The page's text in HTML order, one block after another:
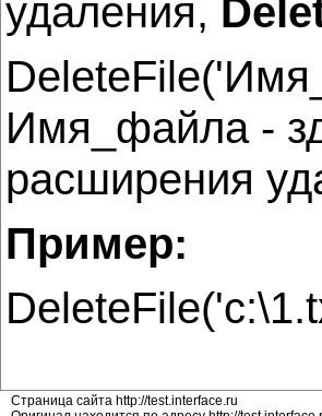
удаления,
Имя_файла -
расширения
Пример:
Страница сайта http://test.interface.ru